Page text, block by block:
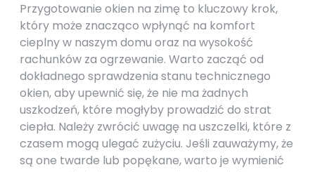
Przygotowanie okien na zimę to kluczowy krok,
który może znacząco wpłynąć na komfort
cieplny w naszym domu oraz na wysokość
rachunków za ogrzewanie. Warto zacząć od
dokładnego sprawdzenia stanu technicznego
okien, aby upewnić się, że nie ma żadnych
uszkodzeń, które mogłyby prowadzić do strat
ciepła. Należy zwrócić uwagę na uszczelki, które z
czasem mogą ulegać zużyciu. Jeśli zauważymy, że
są one twarde lub popękane, warto je wymienić